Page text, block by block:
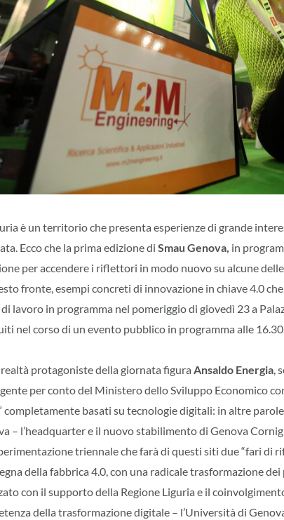
è un territorio che presenta esperienze di grande
Ecco che la prima edizione di Smau Genova, in
per accendere i riflettori in modo nuovo su alcune
fronte, esempi concreti di innovazione in chiave 4.0
lavoro in programma nel pomeriggio di giovedì 23 a
nel corso di un evento pubblico in programma alle 16.30.
realtà protagoniste della giornata figura Ansaldo Energia,
per conto del Ministero dello Sviluppo Economico
completamente basati su tecnologie digitali: in altre
– l’headquarter e il nuovo stabilimento di Genova
triennale che farà di questi siti due “fari di
della fabbrica 4.0, con una radicale trasformazione
con il supporto della Regione Liguria e il
della trasformazione digitale – l’Università di